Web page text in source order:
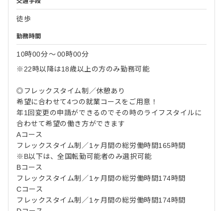
徒歩
勤務時間
10時00分〜00時00分
※22時以降は18歳以上の方のみ勤務可能
◎フレックスタイム制／休憩あり
希望に合わせて4つの就業コースをご用意！
年1回変更の申請ができるのでその時のライフスタイルに
合わせて希望の働き方ができます
Aコース
フレックスタイム制／1ヶ月間の総労働時間165時間
※B以下は、全国転勤可能者のみ選択可能
Bコース
フレックスタイム制／1ヶ月間の総労働時間174時間
Cコース
フレックスタイム制／1ヶ月間の総労働時間174時間